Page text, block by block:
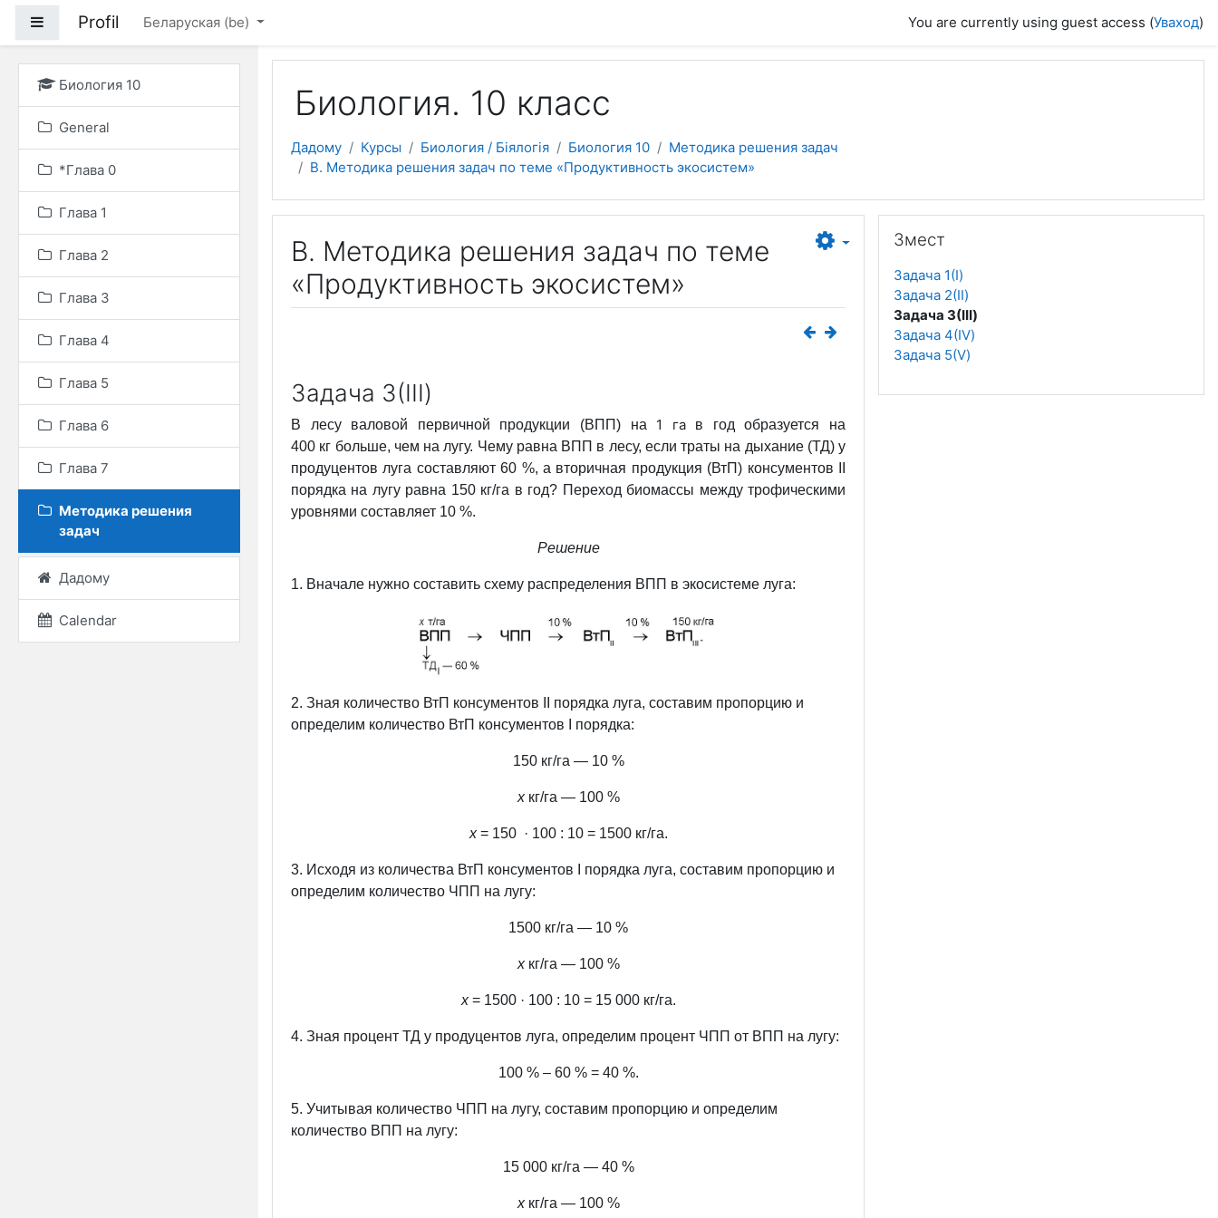
Side panel
Profil Беларуская ‎(be)‎ You are currently using guest access (Уваход)
Биология 10
General
*Глава 0
Глава 1
Глава 2
Глава 3
Глава 4
Глава 5
Глава 6
Глава 7
Методика решения
задач
Дадому
Calendar
Биология. 10 класс
Дадому Курсы Биология / Біялогія Биология 10
Методика решения задач
В. Методика решения задач по теме «Продуктивность экосистем»
В. Методика решения задач по теме
«Продуктивность экосистем»
Задача 3(III)
В лесу валовой первичной продукции (ВПП) на 1 гав год образуется на
400 кг больше, чем на лугу. Чему равна ВПП в лесу, если траты на дыхание (ТД) у
продуцентов луга составляют 60 %, а вторичная продукция (ВтП) консументов ІІ
порядка на лугу равна 150 кг/га в год? Переход биомассы между трофическими
уровнями составляет 10 %.
Решение
1. Вначале нужно составить схему распределения ВПП в экосистеме луга:
2. Зная количество ВтП консументов ІІ порядка луга, составим пропорцию и
определим количество ВтП консументов I порядка:
150 кг/га — 10 %
хкг/га — 100 %
х= 150 · 100 : 10 = 1500 кг/га.
3. Исходя из количества ВтП консументов І порядка луга, составим пропорцию и
определим количество ЧПП на лугу:
1500 кг/га — 10 %
хкг/га — 100 %
х= 1500 · 100 : 10 = 15 000 кг/га.
4. Зная процент ТД у продуцентов луга, определим процент ЧПП от ВПП на лугу:
100 % – 60 % = 40 %.
5. Учитывая количество ЧПП на лугу, составим пропорцию и определим
количество ВПП на лугу:
15 000 кг/га — 40 %
хкг/га — 100 %
Змест
Задача 1(I)
Задача 2(II)
Задача 3(III)
Задача 4(IV)
Задача 5(V)